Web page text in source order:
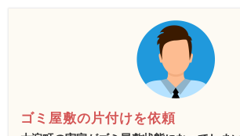
ゴミ屋敷の片付けを依頼